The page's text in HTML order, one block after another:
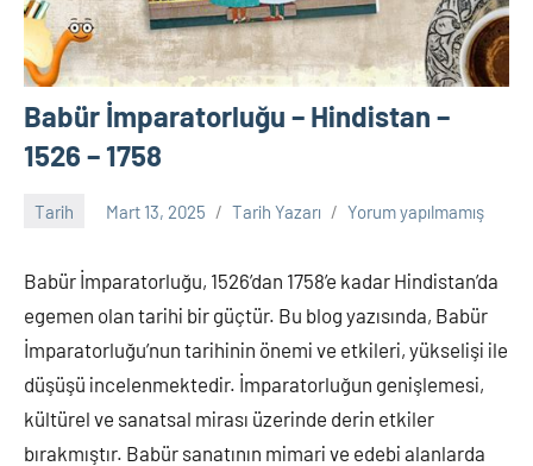
Babür İmparatorluğu – Hindistan –
1526 – 1758
Tarih Mart 13, 2025 Tarih Yazarı Yorum yapılmamış
Babür İmparatorluğu, 1526’dan 1758’e kadar Hindistan’da
egemen olan tarihi bir güçtür. Bu blog yazısında, Babür
İmparatorluğu’nun tarihinin önemi ve etkileri, yükselişi ile
düşüşü incelenmektedir. İmparatorluğun genişlemesi,
kültürel ve sanatsal mirası üzerinde derin etkiler
bırakmıştır. Babür sanatının mimari ve edebi alanlarda